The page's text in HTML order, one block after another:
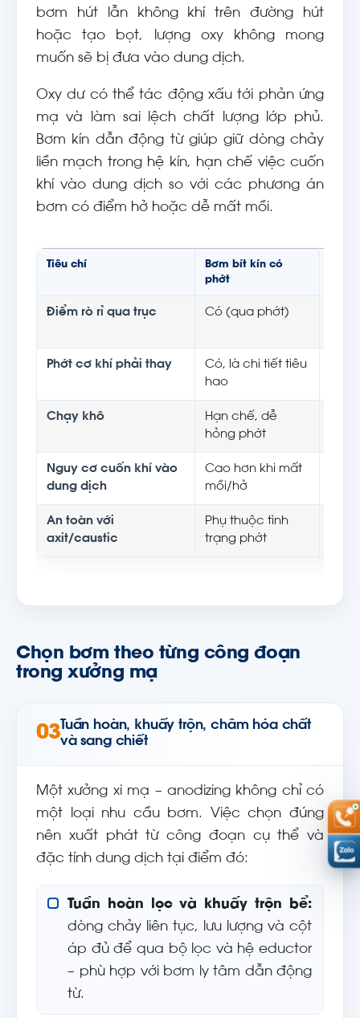
bơm hút lẫn không khí trên đường hút
hoặc tạo bọt, lượng oxy không mong
muốn sẽ bị đưa vào dung dịch.
Oxy dư có thể tác động xấu tới phản ứng
mạ và làm sai lệch chất lượng lớp phủ.
Bơm kín dẫn động từ giúp giữ dòng chảy
liền mạch trong hệ kín, hạn chế việc cuốn
khí vào dung dịch so với các phương án
bơm có điểm hở hoặc dễ mất mồi.
Tiêu chí
Bơm bít kín có
phớt
Điểm rò rỉ qua trục Có (qua phớt)
Phớt cơ khí phải thay
Có, là chi tiết tiêu
hao
Chạy khô
Hạn chế, dễ
hỏng phớt
Nguy cơ cuốn khí vào
dung dịch
Cao hơn khi mất
mồi/hở
An toàn với
axit/caustic
Phụ thuộc tình
trạng phớt
Chọn bơm theo từng công đoạn
trong xưởng mạ
03 Tuần hoàn, khuấy trộn, châm hóa chất
và sang chiết
Một xưởng xi mạ – anodizing không chỉ có
một loại nhu cầu bơm. Việc chọn đúng
nên xuất phát từ công đoạn cụ thể và
đặc tính dung dịch tại điểm đó:
Tuần hoàn lọc và khuấy trộn bể:
dòng chảy liên tục, lưu lượng và cột
áp đủ để qua bộ lọc và hệ eductor
– phù hợp với bơm ly tâm dẫn động
từ.